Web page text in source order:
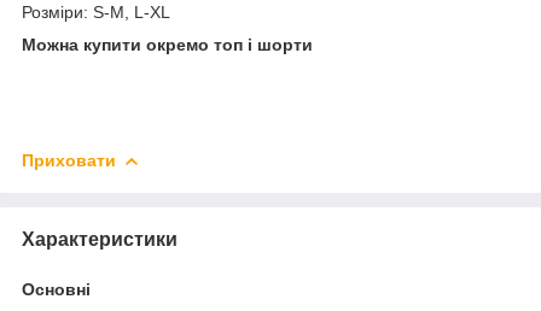
Розміри: S-M, L-XL
Можна купити окремо топ і шорти
Приховати
Характеристики
Основні